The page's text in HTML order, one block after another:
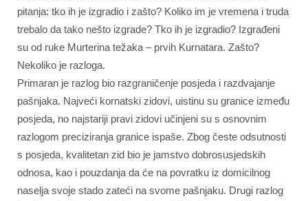
pitanja: tko ih je izgradio i zašto? Koliko im je vremena i truda
trebalo da tako nešto izgrade? Tko ih je izgradio? Izgrađeni
su od ruke Murterina težaka – prvih Kurnatara. Zašto?
Nekoliko je razloga.
Primaran je razlog bio razgraničenje posjeda i razdvajanje
pašnjaka. Najveći kornatski zidovi, uistinu su granice između
posjeda, no najstariji pravi zidovi učinjeni su s osnovnim
razlogom preciziranja granice ispaše. Zbog česte odsutnosti
s posjeda, kvalitetan zid bio je jamstvo dobrosusjedskih
odnosa, kao i pouzdanja da će na povratku iz domicilnog
naselja svoje stado zateći na svome pašnjaku. Drugi razlog